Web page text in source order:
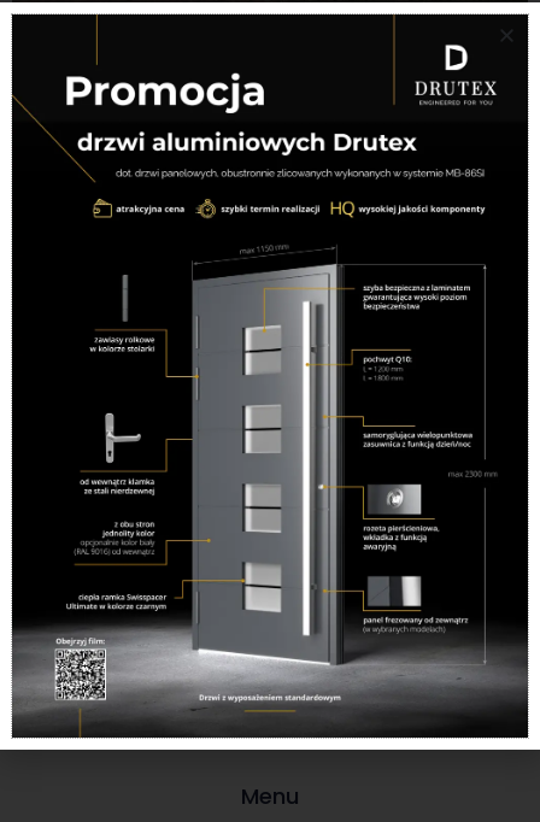
Powstaliśmy w 1995 roku jako firma rodzinna i taki
charakter utrzymujemy do tej pory. Oferujemy sprzedaż i
montaż okien, produkowanych przez najlepszych
dostawców. Do każdego Klienta podchodzimy
indywidualnie, starając się sprostać jego potrzebom.
Menu